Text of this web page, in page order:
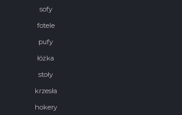
sofy
fotele
pufy
łóżka
stoły
krzesła
hokery